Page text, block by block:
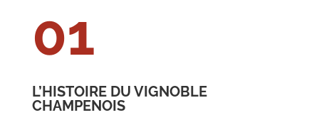
01
L’HISTOIRE DU VIGNOBLE
CHAMPENOIS